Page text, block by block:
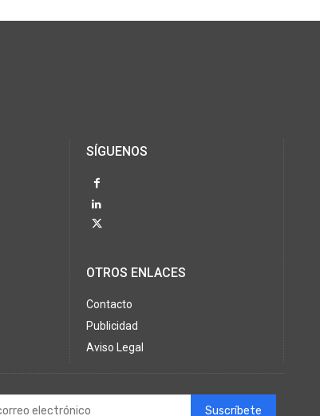
SÍGUENOS
OTROS ENLACES
Contacto
Publicidad
Aviso Legal
Suscríbete